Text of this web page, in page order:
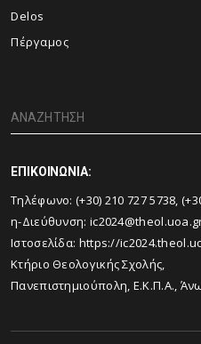
Delos
Πέργαμος
ΕΠΙΚΟΙΝΩΝΙΑ:
Τηλέφωνο: (+30) 210 727 5738,
η-Διεύθυνση:
Ιστοσελίδα: https://
Κτήριο Θεολογικής Σχολής,
Πανεπιστημιούπολη, Ε.Κ.Π.Α.,